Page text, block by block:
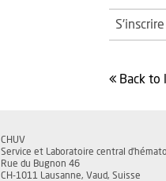
S'inscrire
back to
CHUV
Service et Laboratoire central
Rue du Bugnon 46
CH-1011 Lausanne, Vaud, Suisse